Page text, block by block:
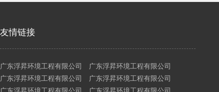
广东浮昇环境工程有限公司 广东浮昇环境工程有限公司
广东浮昇环境工程有限公司 广东浮昇环境工程有限公司
友情链接